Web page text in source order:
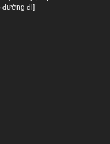
đường đi]